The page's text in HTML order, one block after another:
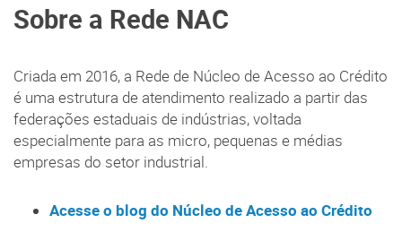
Sobre a Rede NAC
Criada em 2016, a Rede de Núcleo de Acesso ao Crédito
é uma estrutura de atendimento realizado a partir das
federações estaduais de indústrias, voltada
especialmente para as micro, pequenas e médias
empresas do setor industrial.
Acesse o blog do Núcleo de Acesso ao Crédito